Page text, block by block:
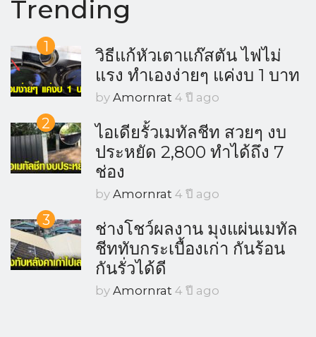
Trending
1
วิธีแก้หัวเตาแก๊สตัน ไฟไม่
แรง ทำเองง่ายๆ แค่งบ 1 บาท
by Amornrat 4 ปี ago
2
ไอเดียรั้วเมทัลชีท สวยๆ งบ
ประหยัด 2,800 ทำได้ถึง 7
ช่อง
by Amornrat 4 ปี ago
3
ช่างโชว์ผลงาน มุงแผ่นเมทัล
ชีททับกระเบื้องเก่า กันร้อน
กันรั่วได้ดี
by Amornrat 4 ปี ago